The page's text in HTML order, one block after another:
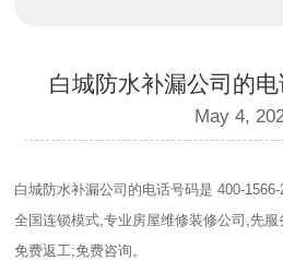
白城防水补漏公司的
May 4,
白城防水补漏公司的电话号码是 400-
全国连锁模式,专业房屋维修装修公司,先
免费返工;免费咨询。